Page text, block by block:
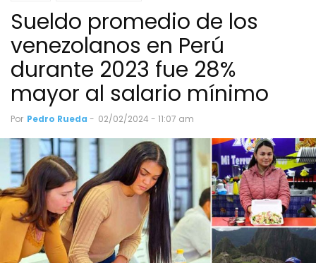
Sueldo promedio de los
venezolanos en Perú
durante 2023 fue 28%
mayor al salario mínimo
Por Pedro Rueda - 02/02/2024 - 11:07 am